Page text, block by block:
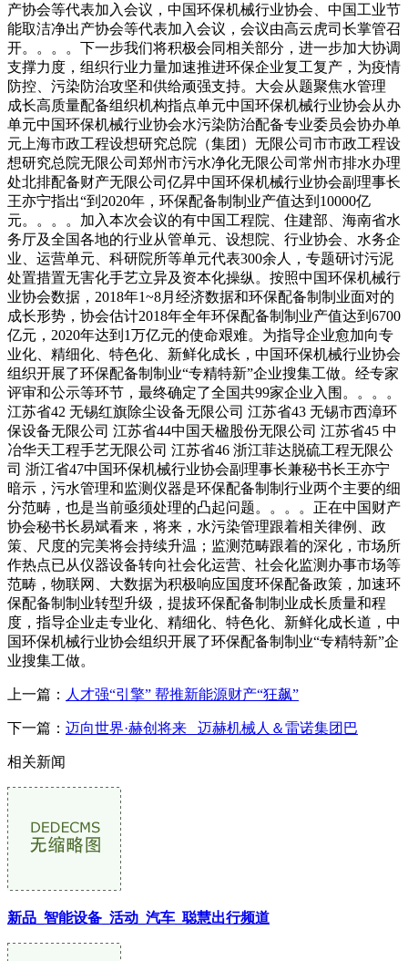
产协会等代表加入会议，中国环保机械行业协会、中国工业节
能取洁净出产协会等代表加入会议，会议由高云虎司长掌管召
开。。。。下一步我们将积极会同相关部分，进一步加大协调
支撑力度，组织行业力量加速推进环保企业复工复产，为疫情
防控、污染防治攻坚和供给顽强支持。大会从题聚焦水管理
成长高质量配备组织机构指点单元中国环保机械行业协会从办
单元中国环保机械行业协会水污染防治配备专业委员会协办单
元上海市政工程设想研究总院（集团）无限公司市市政工程设
想研究总院无限公司郑州市污水净化无限公司常州市排水办理
处北排配备财产无限公司亿昇中国环保机械行业协会副理事长
王亦宁指出“到2020年，环保配备制制业产值达到10000亿
元。。。。加入本次会议的有中国工程院、住建部、海南省水
务厅及全国各地的行业从管单元、设想院、行业协会、水务企
业、运营单元、科研院所等单元代表300余人，专题研讨污泥
处置措置无害化手艺立异及资本化操纵。按照中国环保机械行
业协会数据，2018年1~8月经济数据和环保配备制制业面对的
成长形势，协会估计2018年全年环保配备制制业产值达到6700
亿元，2020年达到1万亿元的使命艰难。为指导企业愈加向专
业化、精细化、特色化、新鲜化成长，中国环保机械行业协会
组织开展了环保配备制制业“专精特新”企业搜集工做。经专家
评审和公示等环节，最终确定了全国共99家企业入围。。。。
江苏省42 无锡红旗除尘设备无限公司 江苏省43 无锡市西漳环
保设备无限公司 江苏省44中国天楹股份无限公司 江苏省45 中
冶华天工程手艺无限公司 江苏省46 浙江菲达脱硫工程无限公
司 浙江省47中国环保机械行业协会副理事长兼秘书长王亦宁
暗示，污水管理和监测仪器是环保配备制制行业两个主要的细
分范畴，也是当前亟须处理的凸起问题。。。。正在中国财产
协会秘书长易斌看来，将来，水污染管理跟着相关律例、政
策、尺度的完美将会持续升温；监测范畴跟着的深化，市场所
作热点已从仪器设备转向社会化运营、社会化监测办事市场等
范畴，物联网、大数据为积极响应国度环保配备政策，加速环
保配备制制业转型升级，提拔环保配备制制业成长质量和程
度，指导企业走专业化、精细化、特色化、新鲜化成长道，中
国环保机械行业协会组织开展了环保配备制制业“专精特新”企
业搜集工做。
上一篇： 人才强“引擎” 帮推新能源财产“狂飙”
下一篇： 迈向世界·赫创将来 迈赫机械人＆雷诺集团巴
相关新闻
新品_智能设备_活动_汽车_聪慧出行频道